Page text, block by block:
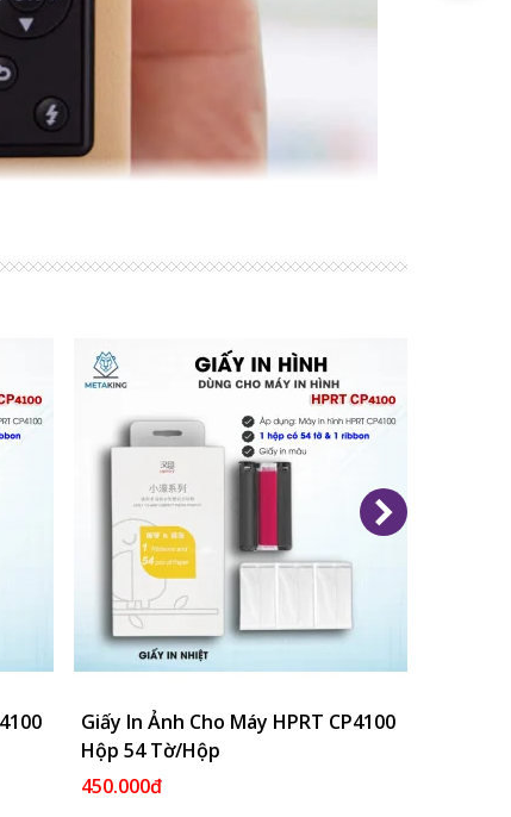
Giỏ Thêm Vào Giỏ
Giấy In Ảnh Cho Máy HPRT CP4100
Hộp 54 Tờ/hộp
450.000đ